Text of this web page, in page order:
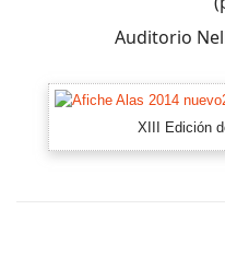
Auditorio
XIII Edición